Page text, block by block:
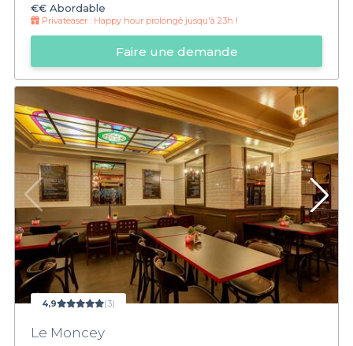
€€ Abordable
Privateaser : Happy hour prolongé jusqu'à 23h !
Faire une demande
4,9 (3)
Le Moncey